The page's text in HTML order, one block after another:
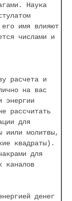
Наука
имя влияют
числами и
расчета и
на вас
энергии
рассчитать
для
иили молитвы,
квадраты).
для
каналов
денег